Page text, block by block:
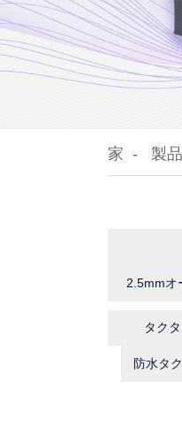
家 製品
2.5mmオ
タク
防水タ